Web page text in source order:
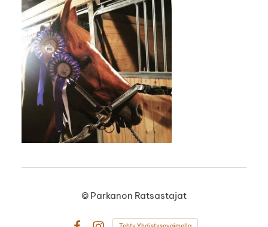
© Parkanon Ratsastajat